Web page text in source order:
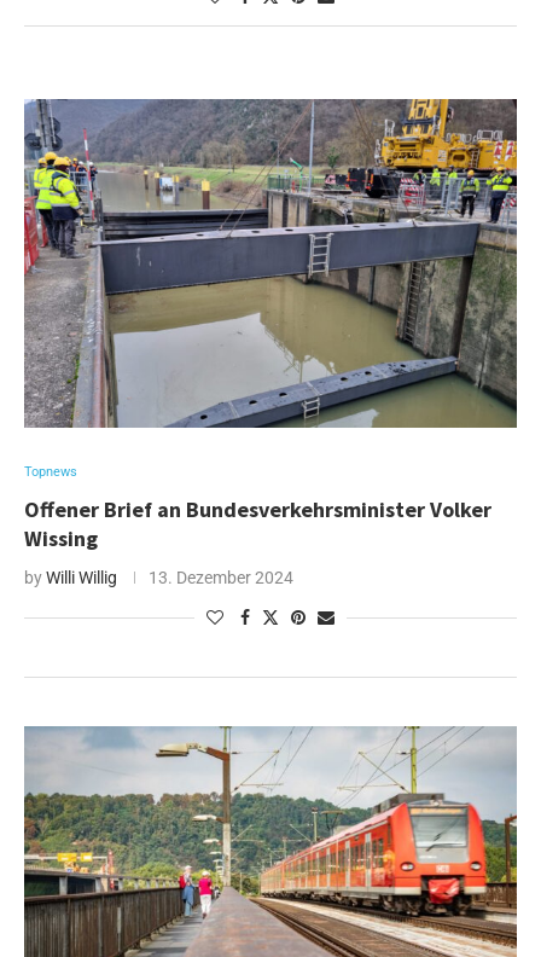
Topnews
Offener Brief an Bundesverkehrsminister Volker
Wissing
byWilli Willig 13. Dezember 2024